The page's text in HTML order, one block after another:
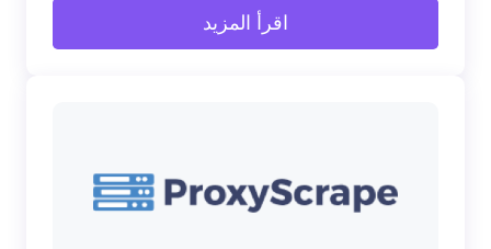
اقرأ المزيد